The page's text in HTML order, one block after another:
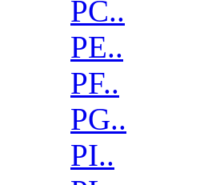
PC..
PE..
PF..
PG..
PI..